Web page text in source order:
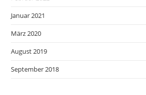
Januar 2021
März 2020
August 2019
September 2018